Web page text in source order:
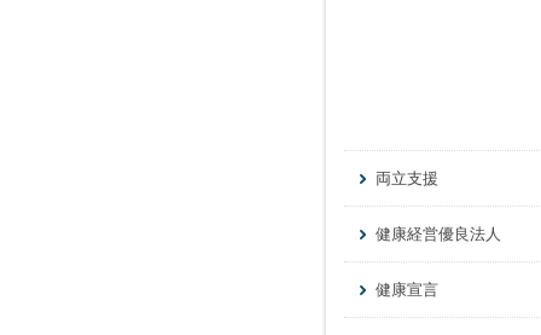
両立支援
健康経営優良法人
健康宣言